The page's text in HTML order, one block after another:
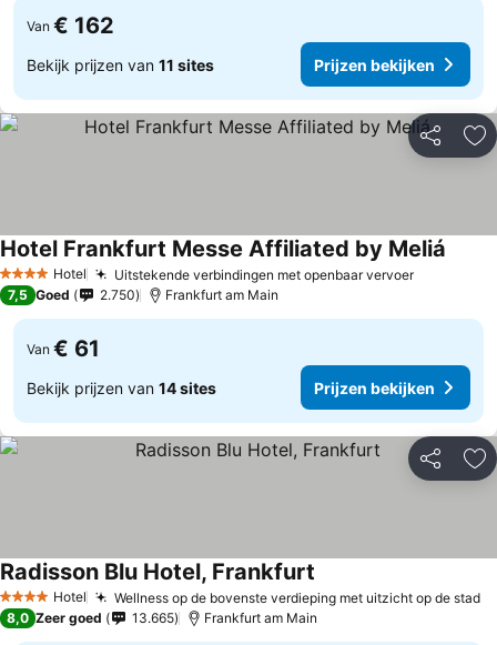
Van € 162
Bekijk prijzen van 11 sites Prijzen bekijken
Delen
4 SterrenHotel Uitstekende verbindingen met openbaar vervoerPrijzen
Hotel Frankfurt Messe Affiliated by Meliá
7,5 Goed 2.750 Frankfurt am Main
Van € 61
Bekijk prijzen van 14 sites Prijzen bekijken
Delen
4 SterrenHotel Wellness op de bovenste verdieping met uitzicht op de stad
Radisson Blu Hotel, Frankfurt
8,0 Zeer goed 13.665 Frankfurt am Main